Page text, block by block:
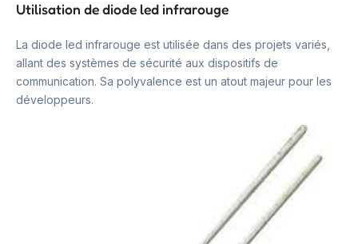
Utilisation de diode led infrarouge
La diode led infrarouge est utilisée dans des projets variés,
allant des systèmes de sécurité aux dispositifs de
communication. Sa polyvalence est un atout majeur pour les
développeurs.